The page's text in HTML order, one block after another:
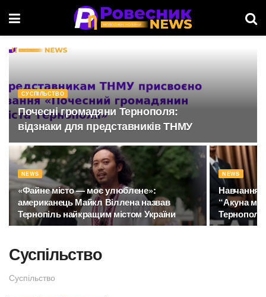
СУСПІЛЬСТВО
Почесні громадяни Тернополя:
відзнаки для представників ТНМУ
NEWS
«Файне місто — моє улюблене»:
американець Майкл Віллена назвав
Тернопіль найкращим містом України
NEWS
Навчання
“Акуна
Тернополі
Суспільство
Суспільство